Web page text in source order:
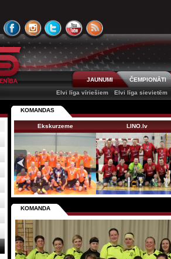
JAUNUMI ČEMPIONĀTI
Elvi līga vīriešiem
Elvi līga sievietēm
KOMANDAS
Ekskurzeme LINO.lv
KOMANDA